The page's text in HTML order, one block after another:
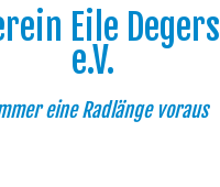
Eile
e.V.
eine Radlänge voraus